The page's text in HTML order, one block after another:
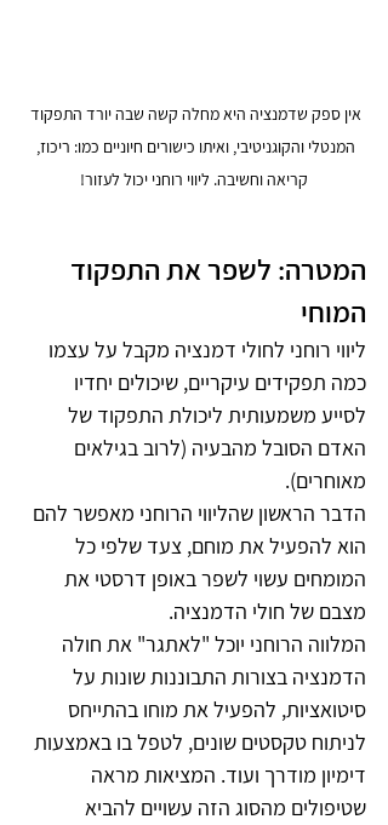
אין ספק שדמנציה היא מחלה קשה שבה יורד התפקוד
המנטלי והקוגניטיבי, ואיתו כישורים חיוניים כמו: ריכוז,
קריאה וחשיבה. ליווי רוחני יכול לעזור!
המטרה: לשפר את התפקוד
המוחי
ליווי רוחני לחולי דמנציה מקבל על עצמו
כמה תפקידים עיקריים, שיכולים יחדיו
לסייע משמעותית ליכולת התפקוד של
האדם הסובל מהבעיה (לרוב בגילאים
מאוחרים).
הדבר הראשון שהליווי הרוחני מאפשר להם
הוא להפעיל את מוחם, צעד שלפי כל
המומחים עשוי לשפר באופן דרסטי את
מצבם של חולי הדמנציה.
המלווה הרוחני יוכל "לאתגר" את חולה
הדמנציה בצורות התבוננות שונות על
סיטואציות, להפעיל את מוחו בהתייחס
לניתוח טקסטים שונים, לטפל בו באמצעות
דימיון מודרך ועוד. המציאות מראה
שטיפולים מהסוג הזה עשויים להביא